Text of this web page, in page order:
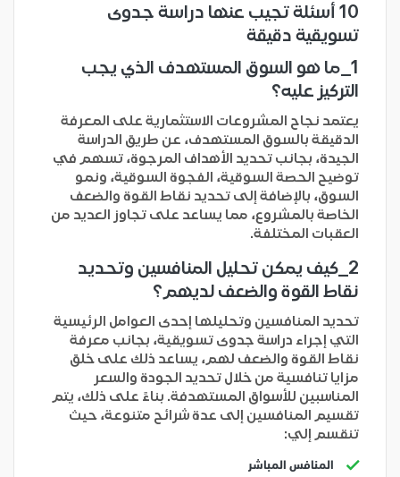
10 أسئلة تجيب عنها دراسة جدوى
تسويقية دقيقة
1_ ما هو السوق المستهدف الذي يجب
التركيز عليه؟
يعتمد نجاح المشروعات الاستثمارية على المعرفة
الدقيقة بالسوق المستهدف، عن طريق الدراسة
الجيدة، بجانب تحديد الأهداف المرجوة، تسهم في
توضيح الحصة السوقية، الفجوة السوقية، ونمو
السوق، بالإضافة إلى تحديد نقاط القوة والضعف
الخاصة بالمشروع، مما يساعد على تجاوز العديد من
العقبات المختلفة.
2_كيف يمكن تحليل المنافسين وتحديد
نقاط القوة والضعف لديهم؟
تحديد المنافسين وتحليلها إحدى العوامل الرئيسية
التي إجراء دراسة جدوى تسويقية، بجانب معرفة
نقاط القوة والضعف لهم، يساعد ذلك على خلق
مزايا تنافسية من خلال تحديد الجودة والسعر
المناسبين للأسواق المستهدفة. بناءً على ذلك، يتم
تقسيم المنافسين إلى عدة شرائح متنوعة، حيث
تنقسم إلي:
المنافس المباشر